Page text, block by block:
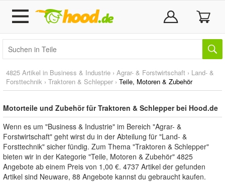
4825 Artikel in Business & Industrie › Agrar- & Forstwirtschaft › Land- &
Forsttechnik › Traktoren & Schlepper › Teile, Motoren & Zubehör
Motorteile und Zubehör für Traktoren & Schlepper bei Hood.de
Wenn es um "Business & Industrie" im Bereich "Agrar- &
Forstwirtschaft" geht wirst du in der Abteilung für "Land- &
Forsttechnik" sicher fündig. Zum Thema "Traktoren & Schlepper"
bieten wir in der Kategorie "Teile, Motoren & Zubehör" 4825
Angebote ab einem Preis von 1,00 €. 4737 Artikel der gefunden
Artikel sind Neuware, 88 Angebote kannst du gebraucht kaufen.